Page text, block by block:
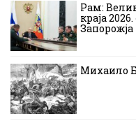
Рам:
краја
Запорожја
Михаило